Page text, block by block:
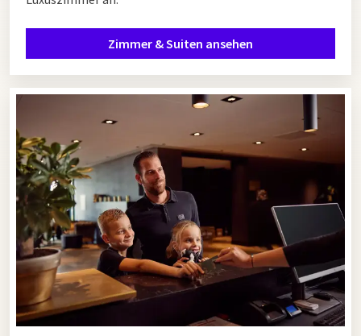
Zimmer & Suiten ansehen